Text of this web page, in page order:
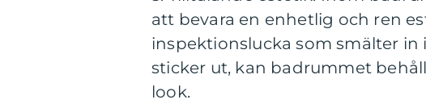
att bevara en enhetlig och ren
inspektionslucka som smälter
sticker ut, kan badrummet
look.